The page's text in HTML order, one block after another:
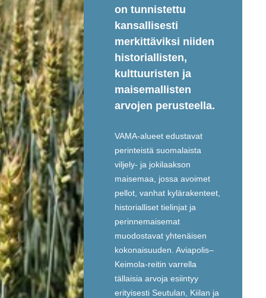
on tunnistettu
kansallisesti
merkittäviksi niiden
historiallisten,
kulttuuristen ja
maisemallisten
arvojen perusteella.
VAMA-alueet edustavat
perinteistä suomalaista
viljely- ja jokilaakson
maisemaa, jossa avoimet
pellot, vanhat kylärakenteet,
historialliset tielinjat ja
perinnemaisemat
muodostavat yhtenäisen
kokonaisuuden. Aviapolis–
Keimola-reitin varrella
tällaisia arvoja esiintyy
erityisesti Seutulan, Kiilan ja